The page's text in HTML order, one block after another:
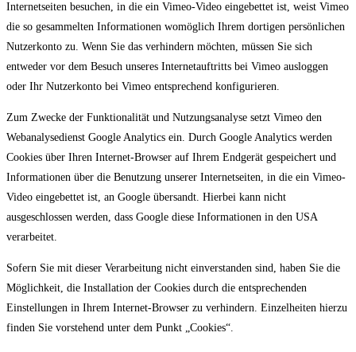
Internetseiten besuchen, in die ein Vimeo-Video eingebettet ist, weist Vimeo
die so gesammelten Informationen womöglich Ihrem dortigen persönlichen
Nutzerkonto zu. Wenn Sie das verhindern möchten, müssen Sie sich
entweder vor dem Besuch unseres Internetauftritts bei Vimeo ausloggen
oder Ihr Nutzerkonto bei Vimeo entsprechend konfigurieren.
Zum Zwecke der Funktionalität und Nutzungsanalyse setzt Vimeo den
Webanalysedienst Google Analytics ein. Durch Google Analytics werden
Cookies über Ihren Internet-Browser auf Ihrem Endgerät gespeichert und
Informationen über die Benutzung unserer Internetseiten, in die ein Vimeo-
Video eingebettet ist, an Google übersandt. Hierbei kann nicht
ausgeschlossen werden, dass Google diese Informationen in den USA
verarbeitet.
Sofern Sie mit dieser Verarbeitung nicht einverstanden sind, haben Sie die
Möglichkeit, die Installation der Cookies durch die entsprechenden
Einstellungen in Ihrem Internet-Browser zu verhindern. Einzelheiten hierzu
finden Sie vorstehend unter dem Punkt „Cookies“.